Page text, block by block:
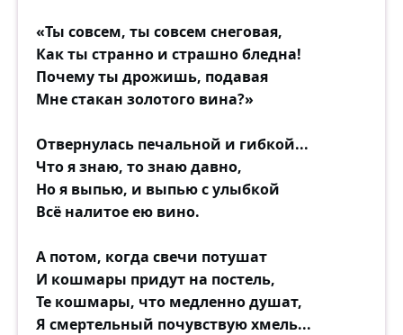
«Ты совсем, ты совсем снеговая,
Как ты странно и страшно бледна!
Почему ты дрожишь, подавая
Мне стакан золотого вина?»
Отвернулась печальной и гибкой...
Что я знаю, то знаю давно,
Но я выпью, и выпью с улыбкой
Всё налитое ею вино.
А потом, когда свечи потушат
И кошмары придут на постель,
Те кошмары, что медленно душат,
Я смертельный почувствую хмель...